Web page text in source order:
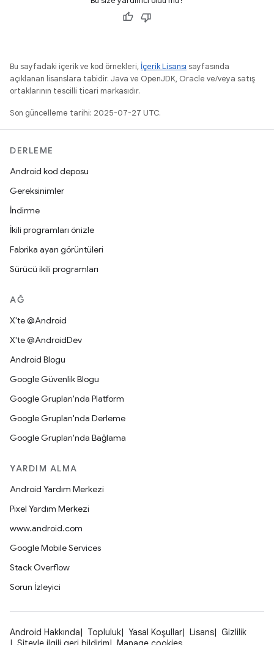
Bu sayfadaki içerik ve kod örnekleri, İçerik Lisansı sayfasında
açıklanan lisanslara tabidir. Java ve OpenJDK, Oracle ve/veya satış
ortaklarının tescilli ticari markasıdır.
Son güncelleme tarihi: 2025-07-27 UTC.
DERLEME
Android kod deposu
Gereksinimler
İndirme
İkili programları önizle
Fabrika ayarı görüntüleri
Sürücü ikili programları
AĞ
X'te @Android
X'te @AndroidDev
Android Blogu
Google Güvenlik Blogu
Google Grupları'nda Platform
Google Grupları'nda Derleme
Google Grupları'nda Bağlama
YARDIM ALMA
Android Yardım Merkezi
Pixel Yardım Merkezi
www.android.com
Google Mobile Services
Stack Overflow
Sorun İzleyici
Android Hakkında Topluluk Yasal Koşullar Lisans
Gizlilik